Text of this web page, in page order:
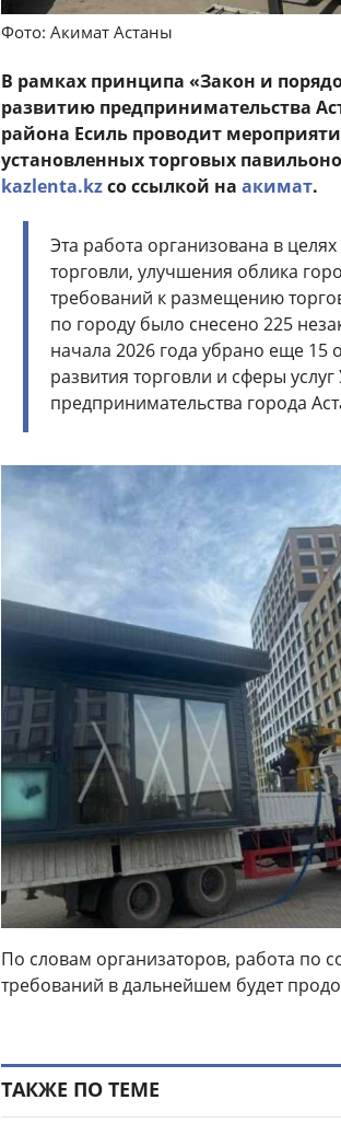
Фото: Акимат Астаны
В рамках принципа «Закон и
развитию предпринимательства
района Есиль проводит
установленных торговых
kazlenta.kzсо ссылкой на акимат.
Эта работа организована в
торговли, улучшения облика
требований к размещению
по городу было снесено 225
начала 2026 года убрано еще 15
развития торговли и сферы
предпринимательства города
По словам организаторов, работа по
требований в дальнейшем будет
ТАКЖЕ ПО ТЕМЕ